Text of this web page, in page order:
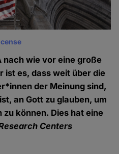
nach wie vor eine große
ist es, dass weit über die
der Meinung sind,
an Gott zu glauben, um
können. Dies hat eine
Centers